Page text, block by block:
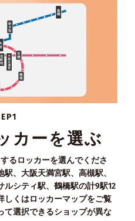
カーを選ぶ
るロッカーを選んでくださ
、大阪天満宮駅、高槻駅、
シティ駅、鶴橋駅の計9駅12
しくはロッカーマップをご覧
て選択できるショップが異な